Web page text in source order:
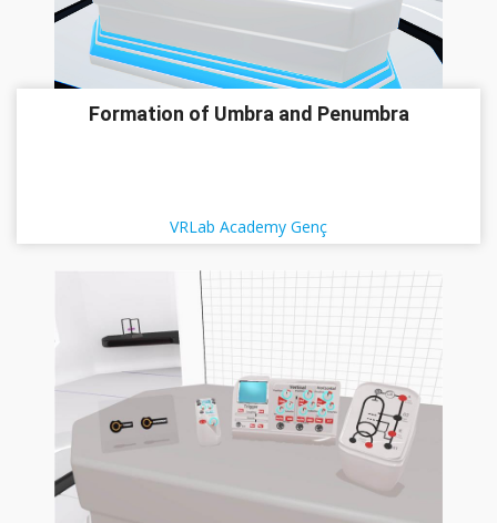
Formation of Umbra and Penumbra
VRLab Academy Genç